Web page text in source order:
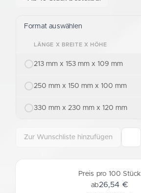
Format auswählen
LÄNGE X BREITE X HÖHE
213 mm x 153 mm x 109 mm
250 mm x 150 mm x 100 mm
330 mm x 230 mm x 120 mm
Zur Wunschliste hinzufügen
Preis pro 100 Stück
ab26,54 €